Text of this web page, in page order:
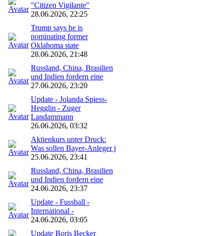
"Citizen Vigilante"
28.06.2026, 22:25
Trump says he is
nominating former
Oklahoma state
28.06.2026, 21:48
Russland, China, Brasilien
und Indien fordern eine
27.06.2026, 23:20
Update - Jolanda Spiess-
Hegglin - Zuger
Landammann
26.06.2026, 03:32
Aktienkurs unter Druck:
Was sollen Bayer-Anleger j
25.06.2026, 23:41
Russland, China, Brasilien
und Indien fordern eine
24.06.2026, 23:37
Update - Fussball -
International -
24.06.2026, 03:05
Update Boris Becker